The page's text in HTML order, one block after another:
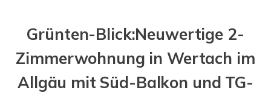
Grünten-Blick:Neuwertige 2-
Zimmerwohnung in Wertach im
Allgäu mit Süd-Balkon und TG-